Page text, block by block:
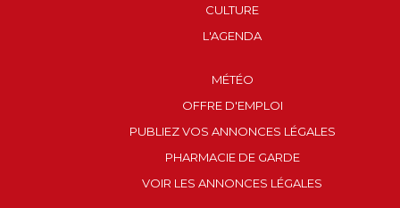
CULTURE
L'AGENDA
MÉTÉO
OFFRE D'EMPLOI
PUBLIEZ VOS ANNONCES LÉGALES
PHARMACIE DE GARDE
VOIR LES ANNONCES LÉGALES